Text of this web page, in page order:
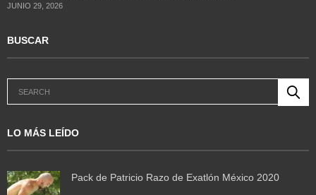
JUNIO 29, 2026
BUSCAR
LO MÁS LEÍDO
Pack de Patricio Razo de Exatlón México 2020